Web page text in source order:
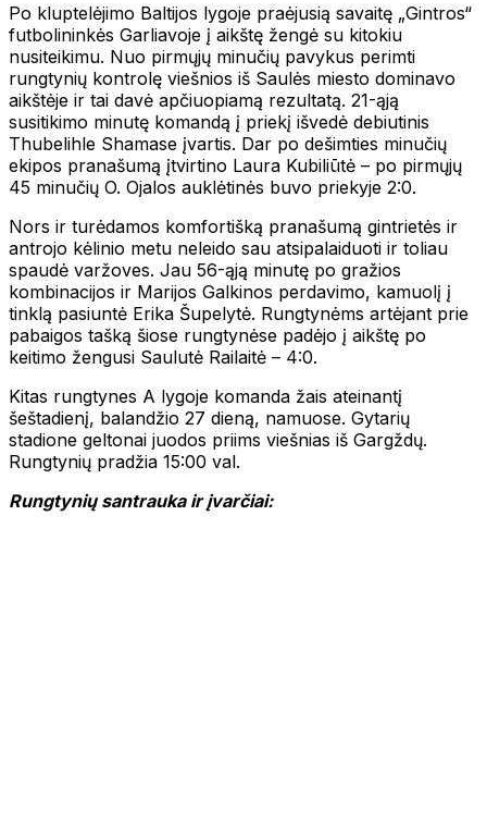
Po kluptelėjimo Baltijos lygoje praėjusią savaitę „Gintros“
futbolininkės Garliavoje į aikštę žengė su kitokiu
nusiteikimu. Nuo pirmųjų minučių pavykus perimti
rungtynių kontrolę viešnios iš Saulės miesto dominavo
aikštėje ir tai davė apčiuopiamą rezultatą. 21-ąją
susitikimo minutę komandą į priekį išvedė debiutinis
Thubelihle Shamase įvartis. Dar po dešimties minučių
ekipos pranašumą įtvirtino Laura Kubiliūtė – po pirmųjų
45 minučių O. Ojalos auklėtinės buvo priekyje 2:0.
Nors ir turėdamos komfortišką pranašumą gintrietės ir
antrojo kėlinio metu neleido sau atsipalaiduoti ir toliau
spaudė varžoves. Jau 56-ąją minutę po gražios
kombinacijos ir Marijos Galkinos perdavimo, kamuolį į
tinklą pasiuntė Erika Šupelytė. Rungtynėms artėjant prie
pabaigos tašką šiose rungtynėse padėjo į aikštę po
keitimo žengusi Saulutė Railaitė – 4:0.
Kitas rungtynes A lygoje komanda žais ateinantį
šeštadienį, balandžio 27 dieną, namuose. Gytarių
stadione geltonai juodos priims viešnias iš Gargždų.
Rungtynių pradžia 15:00 val.
Rungtynių santrauka ir įvarčiai: